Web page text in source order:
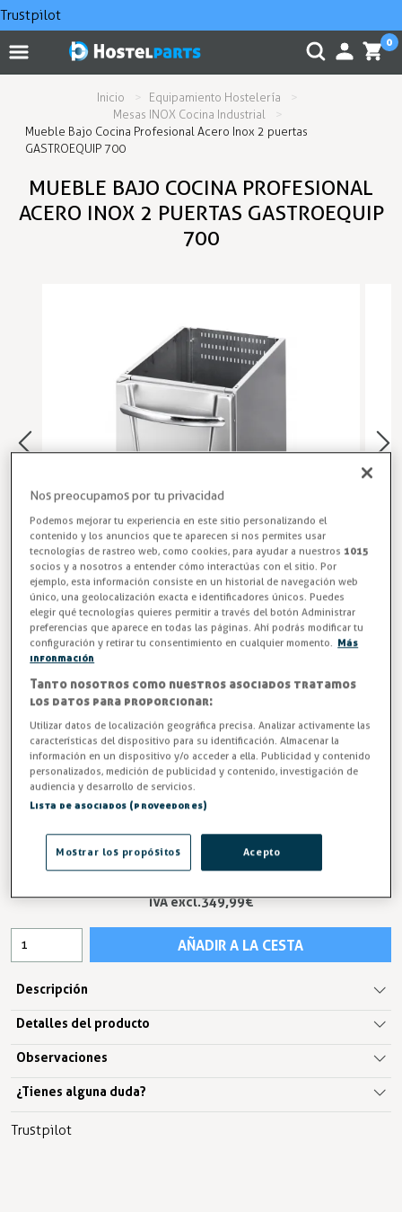
Trustpilot
0
Inicio
Equipamiento Hostelería
Mesas INOX Cocina Industrial
Mueble Bajo Cocina Profesional Acero Inox 2 puertas
GASTROEQUIP 700
MUEBLE BAJO COCINA PROFESIONAL
ACERO INOX 2 PUERTAS GASTROEQUIP
700
Base con Puertas para Cocina
Fondo 700 mm, disponible en anchos de 400 u 800 mm.
Bases soporte con puertas. Gran compartimiento para el
almacenamiento de ollas, sartenes, etc.
ENTREGA ENTRE 3 Y 5 DÍAS
Medidas (mm)
423,49 €
IVA excl.349,99 €
AÑADIR A LA CESTA
Descripción
Detalles del producto
Observaciones
¿Tienes alguna duda?
Trustpilot
Nos preocupamos por tu privacidad
Podemos mejorar tu experiencia en este sitio personalizando el
contenido y los anuncios que te aparecen si nos permites usar
tecnologías de rastreo web, como cookies, para ayudar a nuestros 1015
socios y a nosotros a entender cómo interactúas con el sitio. Por
ejemplo, esta información consiste en un historial de navegación web
único, una geolocalización exacta e identificadores únicos. Puedes
elegir qué tecnologías quieres permitir a través del botón Administrar
preferencias que aparece en todas las páginas. Ahí podrás modificar tu
configuración y retirar tu consentimiento en cualquier momento. Más
información
Tanto nosotros como nuestros asociados tratamos
los datos para proporcionar:
Utilizar datos de localización geográfica precisa. Analizar activamente las
características del dispositivo para su identificación. Almacenar la
información en un dispositivo y/o acceder a ella. Publicidad y contenido
personalizados, medición de publicidad y contenido, investigación de
audiencia y desarrollo de servicios.
Lista de asociados (proveedores)
Acepto
Mostrar los propósitos